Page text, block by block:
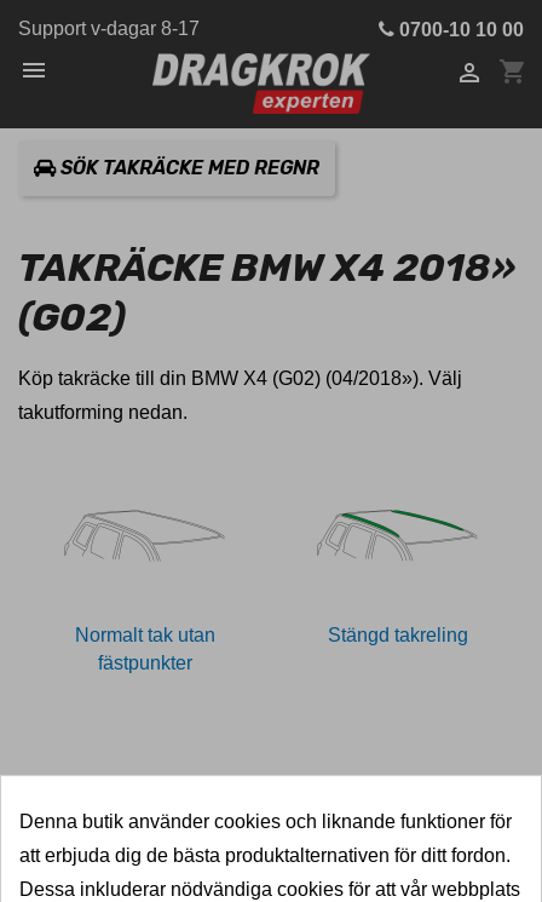
Support v-dagar 8-17 0700-10 10 00
 shopping_cart

SÖK TAKRÄCKE MED REGNR
TAKRÄCKE BMW X4 2018»
(G02)
Köp takräcke till din BMW X4 (G02) (04/2018»). Välj
takutforming nedan.
Normalt tak utan
fästpunkter
Stängd takreling
SNABB LEVERANS
5000 dragkrokar i lager
Denna butik använder cookies och liknande funktioner för
att erbjuda dig de bästa produktalternativen för ditt fordon.
Dessa inkluderar nödvändiga cookies för att vår webbplats